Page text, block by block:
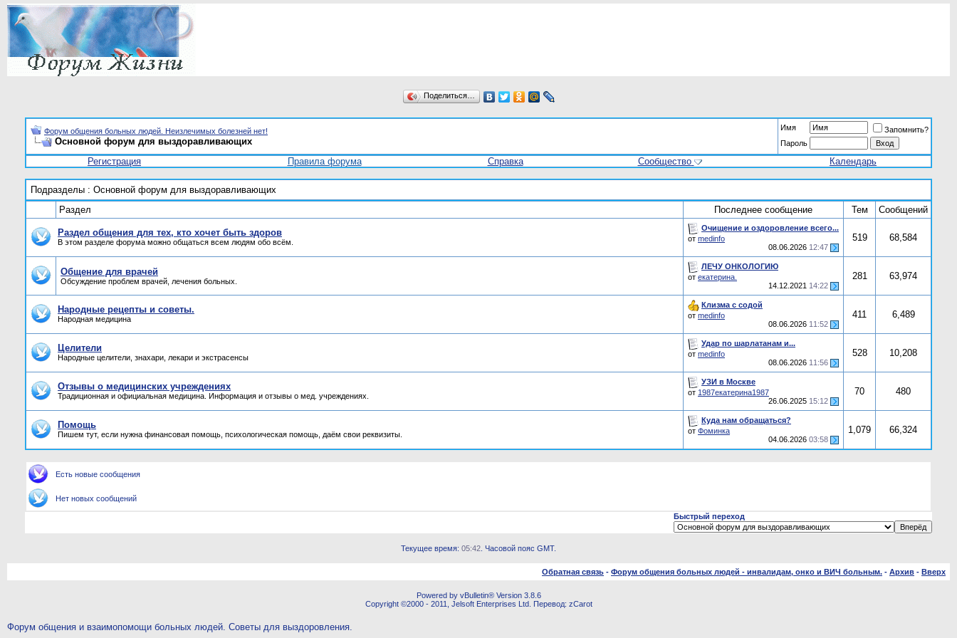
Поделиться…
Форум общения больных людей. Неизлечимых болезней нет!
Основной форум для выздоравливающих
Имя
Запомнить?
Пароль
Регистрация Правила форума Справка Сообщество Календарь
Подразделы : Основной форум для выздоравливающих
Раздел
Последнее сообщение Тем Сообщений
Раздел общения для тех, кто хочет быть здоров
В этом разделе форума можно общаться всем людям обо всём.
Очищение и оздоровление всего...
от medinfo
08.06.2026 12:47
519 68,584
Общение для врачей
Обсуждение проблем врачей, лечения больных.
ЛЕЧУ ОНКОЛОГИЮ
от екатерина.
14.12.2021 14:22
281 63,974
Народные рецепты и советы.
Народная медицина
Клизма с содой
от medinfo
08.06.2026 11:52
411 6,489
Целители
Народные целители, знахари, лекари и экстрасенсы
Удар по шарлатанам и...
от medinfo
08.06.2026 11:56
528 10,208
Отзывы о медицинских учреждениях
Традиционная и официальная медицина. Информация и отзывы о мед. учреждениях.
УЗИ в Москве
от 1987екатерина1987
26.06.2025 15:12
70 480
Помощь
Пишем тут, если нужна финансовая помощь, психологическая помощь, даём свои реквизиты.
Куда нам обращаться?
от Фоминка
04.06.2026 03:58
1,079 66,324
Есть новые сообщения
Нет новых сообщений
Быстрый переход
Текущее время: 05:42 . Часовой пояс GMT.
Обратная связь - Форум общения больных людей - инвалидам, онко и ВИЧ больным. - Архив - Вверх
Powered by vBulletin® Version 3.8.6
Copyright ©2000 - 2011, Jelsoft Enterprises Ltd. Перевод: zCarot
Форум общения и взаимопомощи больных людей. Советы для выздоровления.